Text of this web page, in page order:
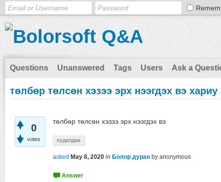
Questions Unanswered Tags Users Ask a
төлбөр төлсөн хэзээ эрх нээгдэх вэ хариу
0
votes
төлбөр төлсөн хэзээ эрх нээгдэх вэ
худалдаа
asked May 8, 2020 in Болор дуран by anonymous